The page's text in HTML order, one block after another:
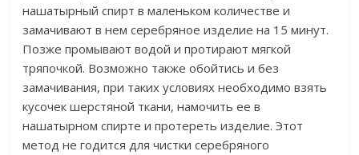
нашатырный спирт в маленьком количестве и
замачивают в нем серебряное изделие на 15 минут.
Позже промывают водой и протирают мягкой
тряпочкой. Возможно также обойтись и без
замачивания, при таких условиях необходимо взять
кусочек шерстяной ткани, намочить ее в
нашатырном спирте и протереть изделие. Этот
метод не годится для чистки серебряного